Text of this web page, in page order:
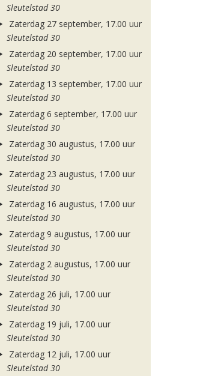
Sleutelstad 30
Zaterdag 27 september, 17.00 uur
Sleutelstad 30
Zaterdag 20 september, 17.00 uur
Sleutelstad 30
Zaterdag 13 september, 17.00 uur
Sleutelstad 30
Zaterdag 6 september, 17.00 uur
Sleutelstad 30
Zaterdag 30 augustus, 17.00 uur
Sleutelstad 30
Zaterdag 23 augustus, 17.00 uur
Sleutelstad 30
Zaterdag 16 augustus, 17.00 uur
Sleutelstad 30
Zaterdag 9 augustus, 17.00 uur
Sleutelstad 30
Zaterdag 2 augustus, 17.00 uur
Sleutelstad 30
Zaterdag 26 juli, 17.00 uur
Sleutelstad 30
Zaterdag 19 juli, 17.00 uur
Sleutelstad 30
Zaterdag 12 juli, 17.00 uur
Sleutelstad 30